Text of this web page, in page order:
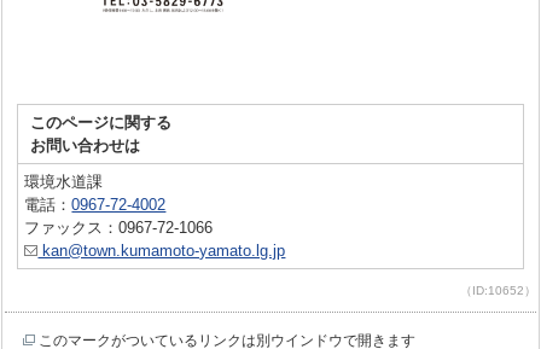
このページに関する
お問い合わせは
環境水道課
電話：0967-72-4002
ファックス：0967-72-1066
kan@town.kumamoto-yamato.lg.jp
（ID:10652）
このマークがついているリンクは別ウインドウで開きます